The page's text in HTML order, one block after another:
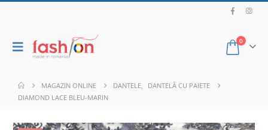
0
MAGAZIN ONLINE DANTELE,
DANTELĂ CU PAIETE
DIAMOND LACE BLEU-MARIN